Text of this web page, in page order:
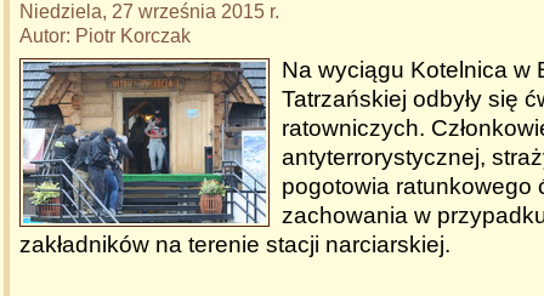
Niedziela, 27 września 2015 r.
Autor: Piotr Korczak
Na wyciągu Kotelnica w
Tatrzańskiej odbyły się
ratowniczych.
antyterrorystycznej,
pogotowia ratunkowego
zachowania w
zakładników na terenie stacji narciarskiej.